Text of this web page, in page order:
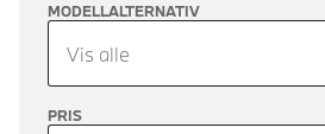
MODELLALTERNATIV
Vis alle
PRIS